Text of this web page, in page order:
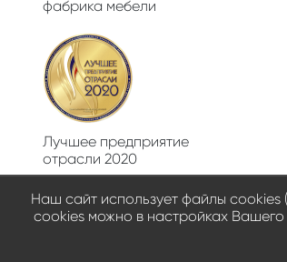
фабрика мебели
Лучшее предприятие
отрасли 2020
Наш сайт использует файлы cookies
cookies можно в настройках Вашего